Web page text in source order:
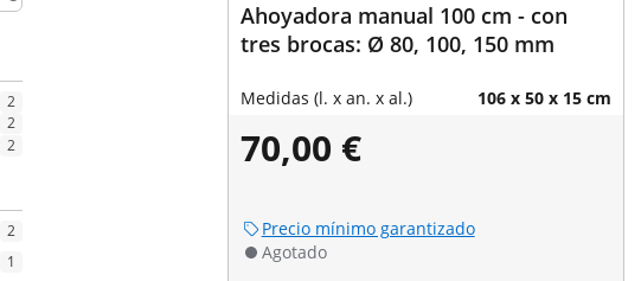
2
2
2
2
1
Ahoyadora manual 100 cm - con
tres brocas: Ø 80, 100, 150 mm
Medidas (l. x an. x al.) 106 x 50 x 15 cm
70,00 €
Precio mínimo garantizado
Agotado